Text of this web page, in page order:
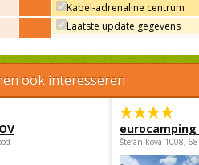
Kabel-adrenaline centrum
Laatste update gegevens
ook interesseren
Štefánikova 1008,